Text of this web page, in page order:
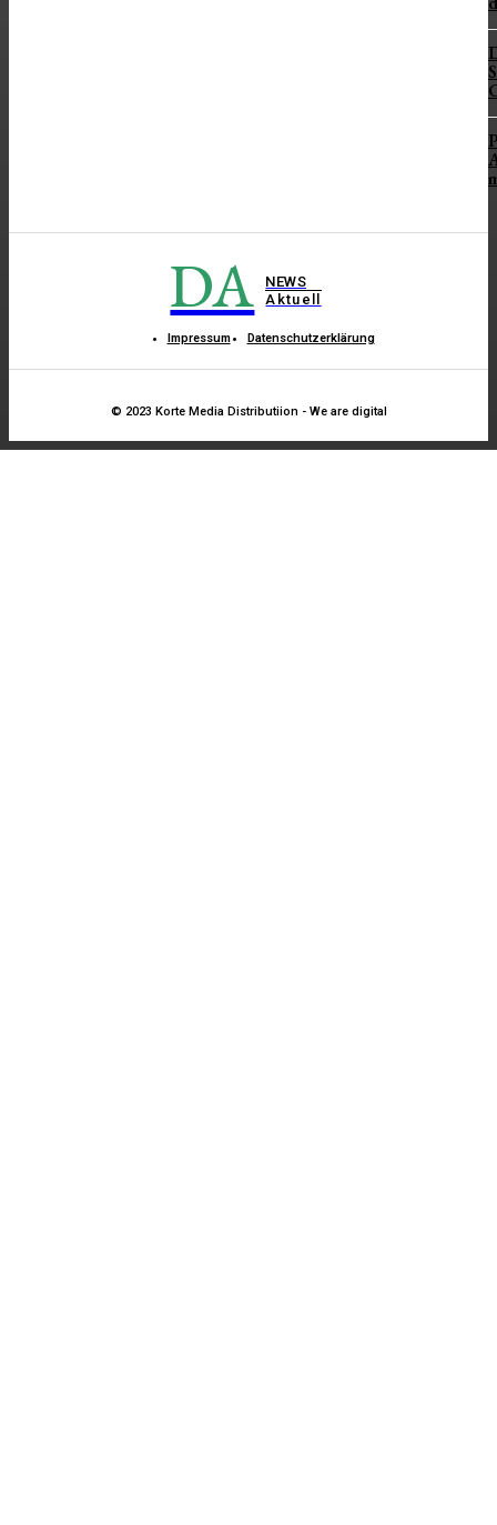
DA
NEWS
Aktuell
Impressum Datenschutzerklärung
© 2023 Korte Media Distributiion - We are digital